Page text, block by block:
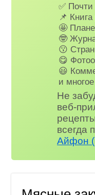
✅
📌
🤩
🤓
😗
😋
😃
и
Не
веб-
всегда
Айфон